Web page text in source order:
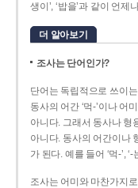
생이’, ‘밥을’과 같이 언제
더 알아보기
조사는 단어인가?
단어는 독립적으로 쓰이
동사의 어간 ‘먹-­’이나 어
아니다. 그래서 동사나 형
아니다. 동사의 어간이나
가 된다. 예를 들어 ‘먹-’,
조사는 어미와 마찬가지